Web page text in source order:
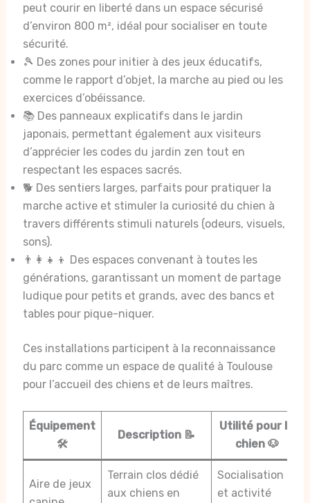
peut courir en liberté dans un espace sécurisé
d’environ 800 m², idéal pour socialiser en toute
sécurité.
🎾 Des zones pour initier à des jeux éducatifs,
comme le rapport d’objet, la marche au pied ou les
exercices d’obéissance.
📚 Des panneaux explicatifs dans le jardin
japonais, permettant également aux visiteurs
d’apprécier les codes du jardin zen tout en
respectant les espaces sacrés.
🐕 Des sentiers larges, parfaits pour pratiquer la
marche active et stimuler la curiosité du chien à
travers différents stimuli naturels (odeurs, visuels,
sons).
👨‍👩‍👧‍👦 Des espaces convenant à toutes les
générations, garantissant un moment de partage
ludique pour petits et grands, avec des bancs et
tables pour pique-niquer.
Ces installations participent à la reconnaissance
du parc comme un espace de qualité à Toulouse
pour l’accueil des chiens et de leurs maîtres.
Équipement
🛠️
Description 📝
Utilité pour le
chien 🐶
Aire de jeux
Terrain clos dédié
aux chiens en
Socialisation
et activité